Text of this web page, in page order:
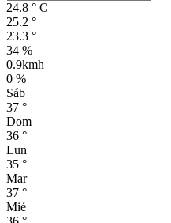
24.8 ° C
25.2 °
23.3 °
34 %
0.9kmh
0 %
Sáb
37 °
Dom
36 °
Lun
35 °
Mar
37 °
Mié